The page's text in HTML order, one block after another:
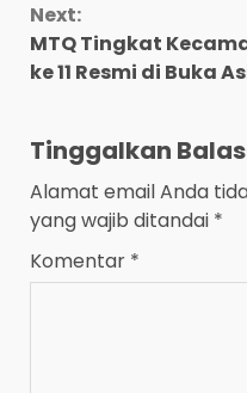
Next:
MTQ Tingkat
ke 11 Resmi di Buka
Tinggalkan
Alamat email Anda
yang wajib ditandai *
Komentar *